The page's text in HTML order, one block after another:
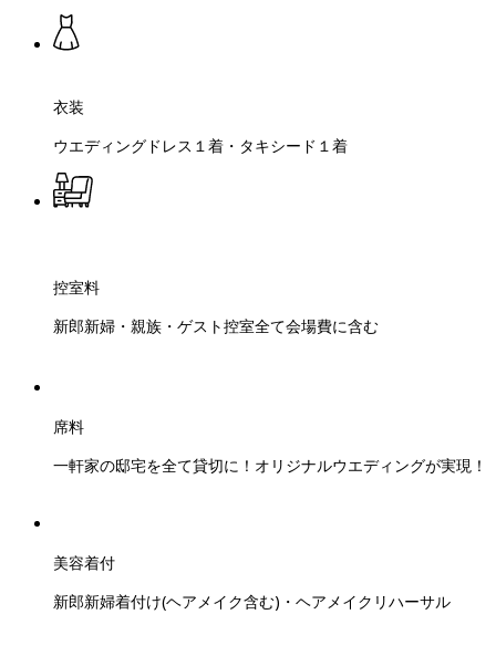
衣装
ウエディングドレス１着・タキシード１着
控室料
新郎新婦・親族・ゲスト控室全て会場費に含む
席料
一軒家の邸宅を全て貸切に！オリジナルウエディングが実現！
美容着付
新郎新婦着付け(ヘアメイク含む)・ヘアメイクリハーサル